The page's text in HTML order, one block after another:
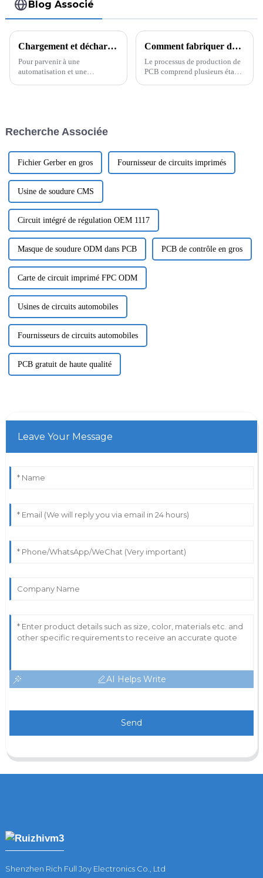
Blog Associé
Chargement et déchargement automatisés de circuits imprimés
Pour parvenir à une
automatisation et une
intelligent remplace le système
Comment fabriquer des PCB de haute qualité ? Guide complet des étapes clés de la fabrication de PCB
Le processus de production de
PCB comprend plusieurs étapes
Recherche Associée
Fichier Gerber en gros Fournisseur de circuits imprimés
Usine de soudure CMS
Circuit intégré de régulation OEM 1117
Masque de soudure ODM dans PCB PCB de contrôle en gros
Carte de circuit imprimé FPC ODM
Usines de circuits automobiles
Fournisseurs de circuits automobiles
PCB gratuit de haute qualité
Leave Your Message
AI Helps Write
Send
Shenzhen Rich Full Joy Electronics Co., Ltd